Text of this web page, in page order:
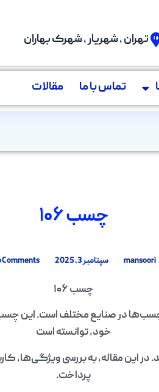
تهران , شهریار , شهرک بهاران
تماس با ما مقالات
چسب ۱۰۶
mansoori سپتامبر 3, 2025 Comments
چسب ۱۰۶
چسب‌ها در صنایع مختلف است. این
خود،توانسته است
پرداخت.